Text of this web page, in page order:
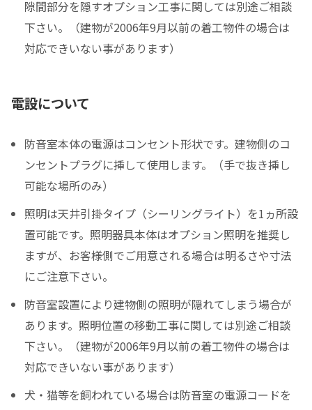
隙間部分を隠すオプション工事に関しては別途ご相談
下さい。（建物が2006年9月以前の着工物件の場合は
対応できいない事があります）
電設について
防音室本体の電源はコンセント形状です。建物側のコ
ンセントプラグに挿して使用します。（手で抜き挿し
可能な場所のみ）
照明は天井引掛タイプ（シーリングライト）を1ヵ所設
置可能です。照明器具本体はオプション照明を推奨し
ますが、お客様側でご用意される場合は明るさや寸法
にご注意下さい。
防音室設置により建物側の照明が隠れてしまう場合が
あります。照明位置の移動工事に関しては別途ご相談
下さい。（建物が2006年9月以前の着工物件の場合は
対応できいない事があります）
犬・猫等を飼われている場合は防音室の電源コードを